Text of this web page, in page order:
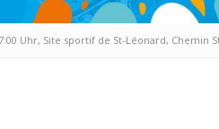
Uhr, Site sportif de St-Léonard, Chemin